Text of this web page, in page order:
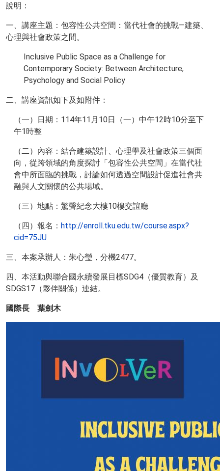
說明：
一、講座主題：包容性公共空間：當代社會的挑戰—建築、
心理與社會政策之間。
Inclusive Public Space as a Challenge for
Contemporary Society: Between Architecture,
Psychology and Social Policy
二、講座資訊如下及如附件：
（一）日期：114年11月10日（一）中午12時10分至下
午1時整
（二）內容：結合建築設計、心理學及社會政策三個面
向，從跨領域的角度探討「包容性公共空間」在當代社
會中所面臨的挑戰，討論如何透過空間設計促進社會共
融與人文關懷的公共場域。
（三）地點：驚聲紀念大樓10樓交誼廳
（四）報名： http://enroll.tku.edu.tw/course.aspx?
cid=75JU
三、本案承辦人：朱心瑩，分機2477。
四、本活動與聯合國永續發展目標SDG4（優質教育）及
SDGS17（夥伴關係）連結。
國際長 葉劍木